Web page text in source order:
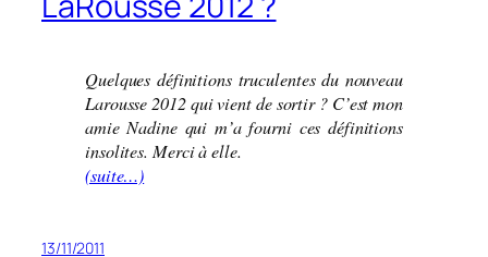
Quelques définitions truculentes du nouveau
Larousse 2012 qui vient de sortir ? C’est mon
amie Nadine qui m’a fourni ces définitions
insolites. Merci à elle.
(suite…)
13/11/2011